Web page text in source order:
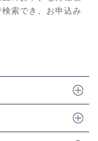
索でき、お申込み